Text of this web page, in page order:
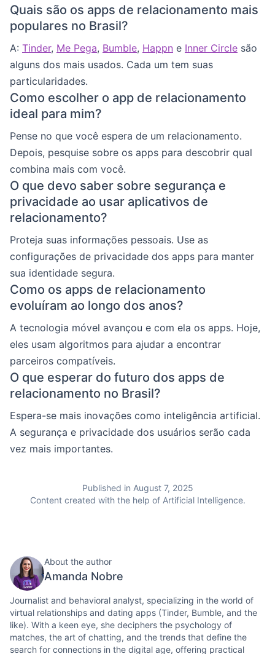
Quais são os apps de relacionamento mais
populares no Brasil?
A: Tinder, Me Pega, Bumble, Happn e Inner Circle são
alguns dos mais usados. Cada um tem suas
particularidades.
Como escolher o app de relacionamento
ideal para mim?
Pense no que você espera de um relacionamento.
Depois, pesquise sobre os apps para descobrir qual
combina mais com você.
O que devo saber sobre segurança e
privacidade ao usar aplicativos de
relacionamento?
Proteja suas informações pessoais. Use as
configurações de privacidade dos apps para manter
sua identidade segura.
Como os apps de relacionamento
evoluíram ao longo dos anos?
A tecnologia móvel avançou e com ela os apps. Hoje,
eles usam algoritmos para ajudar a encontrar
parceiros compatíveis.
O que esperar do futuro dos apps de
relacionamento no Brasil?
Espera-se mais inovações como inteligência artificial.
A segurança e privacidade dos usuários serão cada
vez mais importantes.
Published in August 7, 2025
Content created with the help of Artificial Intelligence.
About the author
Amanda Nobre
Journalist and behavioral analyst, specializing in the world of
virtual relationships and dating apps (Tinder, Bumble, and the
like). With a keen eye, she deciphers the psychology of
matches, the art of chatting, and the trends that define the
search for connections in the digital age, offering practical